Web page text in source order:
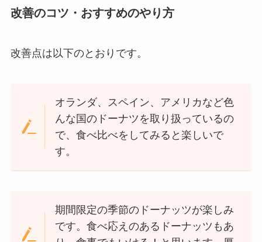
改善のコツ・おすすめのやり方
改善点は以下のとおりです。
オランダ、スペイン、アメリカなど色
んな国のドーナツを取り扱っているの
で、食べ比べをしてみると楽しいで
す。
期間限定の季節のドーナッツが楽しみ
です。食べ応えのあるドーナッツもあ